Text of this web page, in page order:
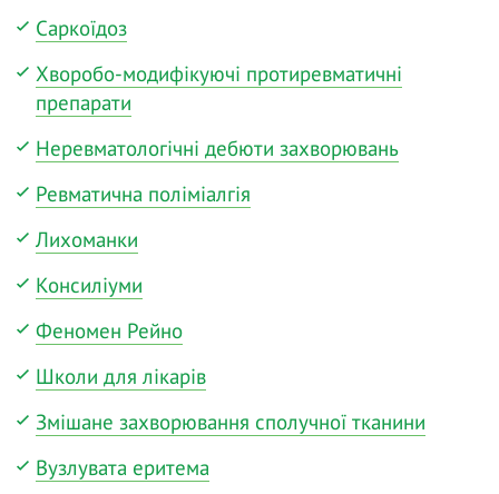
Саркоїдоз
Хворобо-модифікуючі протиревматичні
препарати
Неревматологічні дебюти захворювань
Ревматична поліміалгія
Лихоманки
Консиліуми
Феномен Рейно
Школи для лікарів
Змішане захворювання сполучної тканини
Вузлувата еритема